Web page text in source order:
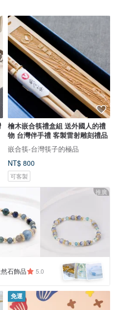
檜木嵌合筷禮盒組 送外國人的禮
物 台灣伴手禮 客製雷射雕刻禮品
嵌合筷-台灣筷子的極品
NT$ 800
可客製
推廣
石飾品 5.0
免運